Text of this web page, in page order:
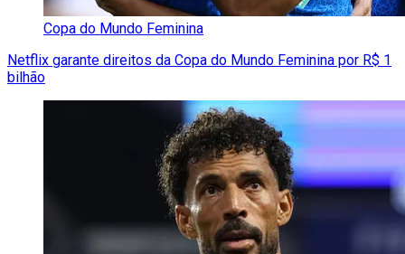
Copa do Mundo Feminina
Netflix garante direitos da Copa do Mundo Feminina por R$ 1
bilhão